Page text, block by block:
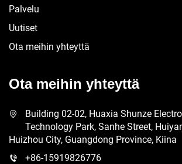
Palvelu
Uutiset
Ota meihin yhteyttä
Ota meihin yhteyttä
Building 02-02, Huaxia Shunze
Technology Park, Sanhe Street,
Huizhou City, Guangdong Province, Kiina
+86-15919826776